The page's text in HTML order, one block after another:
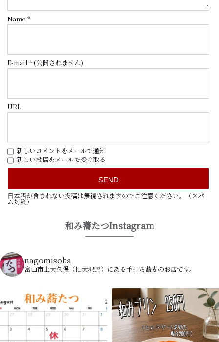
Name *
E-mail *(公開されません)
URL
新しいコメントをメールで通知
新しい投稿をメールで受け取る
日本語が含まれない投稿は無視されますのでご注意ください。（スパ
ム対策）
和み蕎たつInstagram
nagomisoba
富山市上大久保（旧大沢野）にある手打ち蕎麦のお店です。